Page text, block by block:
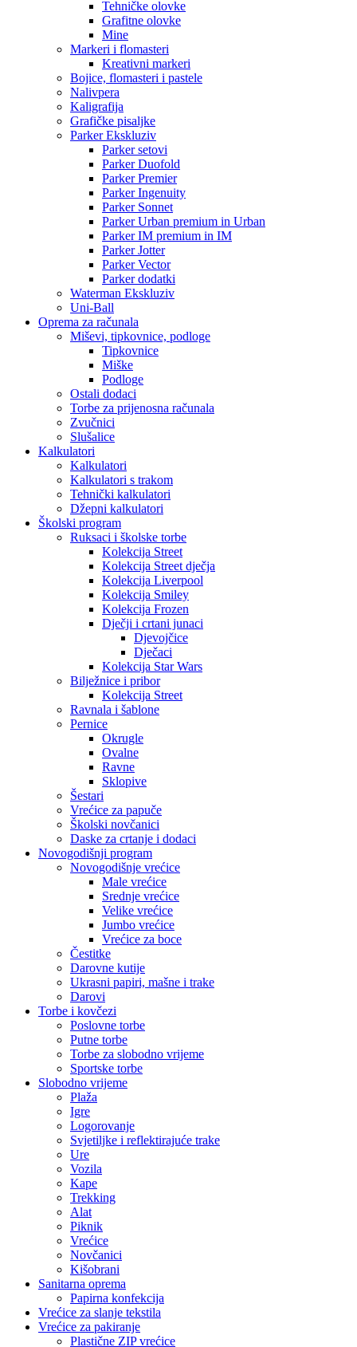
Tehničke olovke
Grafitne olovke
Mine
Markeri i flomasteri
Kreativni markeri
Bojice, flomasteri i pastele
Nalivpera
Kaligrafija
Grafičke pisaljke
Parker Ekskluziv
Parker setovi
Parker Duofold
Parker Premier
Parker Ingenuity
Parker Sonnet
Parker Urban premium in Urban
Parker IM premium in IM
Parker Jotter
Parker Vector
Parker dodatki
Waterman Ekskluziv
Uni-Ball
Oprema za računala
Miševi, tipkovnice, podloge
Tipkovnice
Miške
Podloge
Ostali dodaci
Torbe za prijenosna računala
Zvučnici
Slušalice
Kalkulatori
Kalkulatori
Kalkulatori s trakom
Tehnički kalkulatori
Džepni kalkulatori
Školski program
Ruksaci i školske torbe
Kolekcija Street
Kolekcija Street dječja
Kolekcija Liverpool
Kolekcija Smiley
Kolekcija Frozen
Dječji i crtani junaci
Djevojčice
Dječaci
Kolekcija Star Wars
Bilježnice i pribor
Kolekcija Street
Ravnala i šablone
Pernice
Okrugle
Ovalne
Ravne
Sklopive
Šestari
Vrećice za papuče
Školski novčanici
Daske za crtanje i dodaci
Novogodišnji program
Novogodišnje vrećice
Male vrećice
Srednje vrećice
Velike vrećice
Jumbo vrećice
Vrećice za boce
Čestitke
Darovne kutije
Ukrasni papiri, mašne i trake
Darovi
Torbe i kovčezi
Poslovne torbe
Putne torbe
Torbe za slobodno vrijeme
Sportske torbe
Slobodno vrijeme
Plaža
Igre
Logorovanje
Svjetiljke i reflektirajuće trake
Ure
Vozila
Kape
Trekking
Alat
Piknik
Vrećice
Novčanici
Kišobrani
Sanitarna oprema
Papirna konfekcija
Vrećice za slanje tekstila
Vrećice za pakiranje
Plastične ZIP vrećice